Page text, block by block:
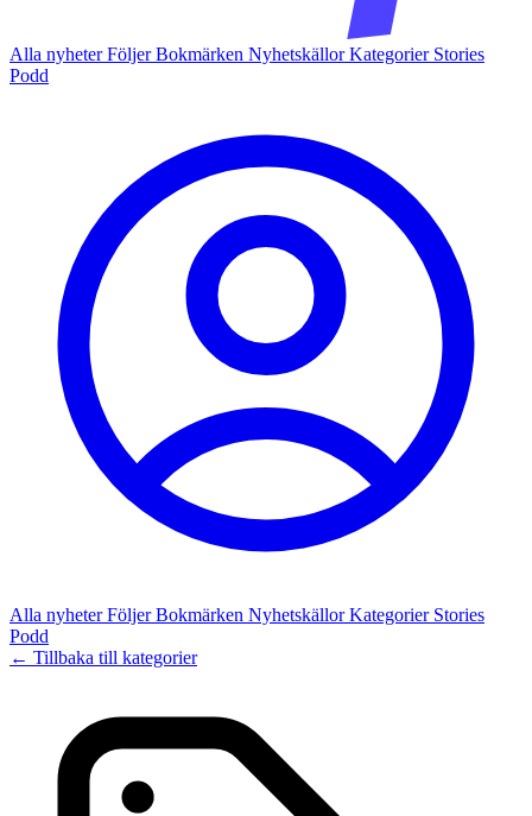
Alla nyheterFöljerBokmärken NyhetskällorKategorier Stories
Podd
Alla nyheterFöljerBokmärken NyhetskällorKategorier Stories
Podd
← Tillbaka till kategorier